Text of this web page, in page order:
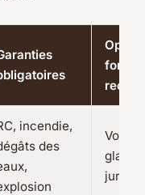
incendie,
des
Vol,
glace,